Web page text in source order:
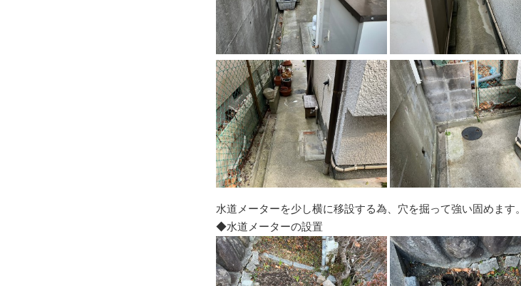
水道メーターを少し横に移設する為、穴を掘って強い固めます。
◆水道メーターの設置